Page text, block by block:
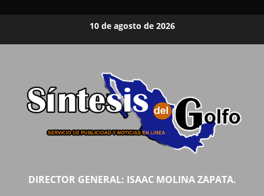
10 de agosto de 2026
DIRECTOR GENERAL: ISAAC MOLINA ZAPATA.